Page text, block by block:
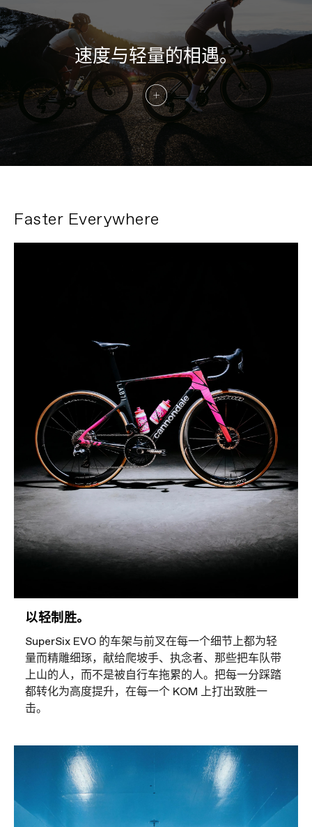
速度与轻量的相遇。
Faster Everywhere
以轻制胜。
SuperSix EVO 的车架与前叉在每一个细节上都为轻
量而精雕细琢，献给爬坡手、执念者、那些把车队带
上山的人，而不是被自行车拖累的人。把每一分踩踏
都转化为高度提升，在每一个 KOM 上打出致胜一
击。